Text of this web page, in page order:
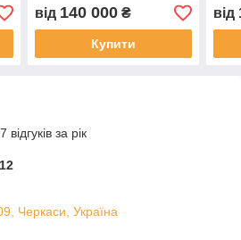
mirror SHOWplus SM-04
від 140 000₴
Купити
від
за рік
Черкаси, Україна